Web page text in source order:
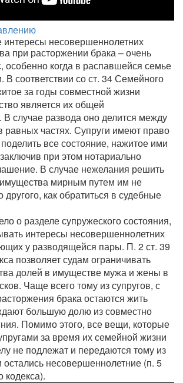
несовершеннолетних
при расторжении брака – очень
когда в распавшейся семье
В соответствии со ст. 34 Семейного
за годы совместной жизни
является их общей
В случае развода оно делится между
частях. Супруги имеют право
все состояние, нажитое ими
при этом нотариально
В случае нежелания решить
мирным путем им не
другого, как обратиться в судебные
о разделе супружеского состояния,
интересы несовершеннолетних
у разводящейся пары. П. 2 ст. 39
позволяет судам ограничивать
долей в имуществе мужа и жены в
Чаще всего тому из супругов, с
брака остаются жить
большую долю из совместно
Помимо этого, все вещи, которые
за время их семейной жизни
не подлежат и передаются тому из
остались несовершеннолетние (п. 5
кодекса).